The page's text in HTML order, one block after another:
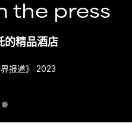
the press
的精品酒店
界报道》 2023